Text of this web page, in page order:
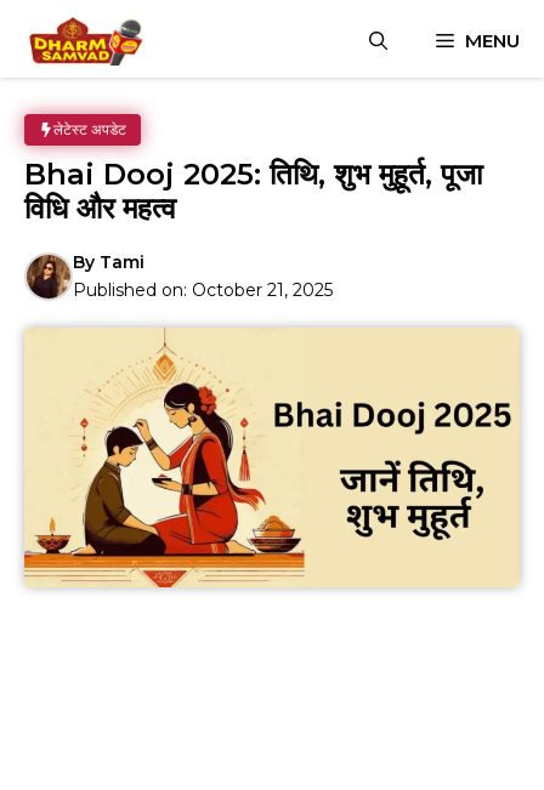
content
MENU
लेटेस्ट अपडेट
Bhai Dooj 2025: तिथि, शुभ मुहूर्त, पूजा
विधि और महत्व
By Tami
Published on: October 21, 2025